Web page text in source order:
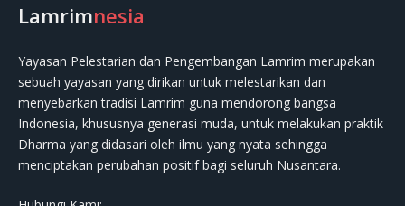
Lamrimnesia
Yayasan Pelestarian dan Pengembangan Lamrim merupakan
sebuah yayasan yang dirikan untuk melestarikan dan
menyebarkan tradisi Lamrim guna mendorong bangsa
Indonesia, khususnya generasi muda, untuk melakukan praktik
Dharma yang didasari oleh ilmu yang nyata sehingga
menciptakan perubahan positif bagi seluruh Nusantara.